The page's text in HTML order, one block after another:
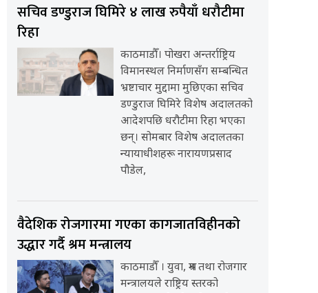
सचिव डण्डुराज घिमिरे ४ लाख रुपैयाँ धरौटीमा
रिहा
काठमाडौँ। पोखरा अन्तर्राष्ट्रिय
विमानस्थल निर्माणसँग सम्बन्धित
भ्रष्टाचार मुद्दामा मुछिएका सचिव
डण्डुराज घिमिरे विशेष अदालतको
आदेशपछि धरौटीमा रिहा भएका
छन्। सोमबार विशेष अदालतका
न्यायाधीशहरू नारायणप्रसाद
पौडेल,
वैदेशिक रोजगारमा गएका कागजातविहीनको
उद्धार गर्दै श्रम मन्त्रालय
काठमाडौँ । युवा, श्रम तथा रोजगार
मन्त्रालयले राष्ट्रिय स्तरको